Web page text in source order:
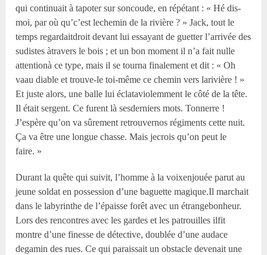
qui continuait à tapoter sur soncoude, en répétant : « Hé dis-
moi, par où qu’c’est lechemin de la rivière ? » Jack, tout le
temps regardaitdroit devant lui essayant de guetter l’arrivée des
sudistes àtravers le bois ; et un bon moment il n’a fait nulle
attentionà ce type, mais il se tourna finalement et dit : « Oh
vaau diable et trouve-le toi-même ce chemin vers larivière ! »
Et juste alors, une balle lui éclataviolemment le côté de la tête.
Il était sergent. Ce furent là sesderniers mots. Tonnerre !
J’espère qu’on va sûrement retrouvernos régiments cette nuit.
Ça va être une longue chasse. Mais jecrois qu’on peut le
faire. »
Durant la quête qui suivit, l’homme à la voixenjouée parut au
jeune soldat en possession d’une baguette magique.Il marchait
dans le labyrinthe de l’épaisse forêt avec un étrangebonheur.
Lors des rencontres avec les gardes et les patrouilles ilfit
montre d’une finesse de détective, doublée d’une audace
degamin des rues. Ce qui paraissait un obstacle devenait une